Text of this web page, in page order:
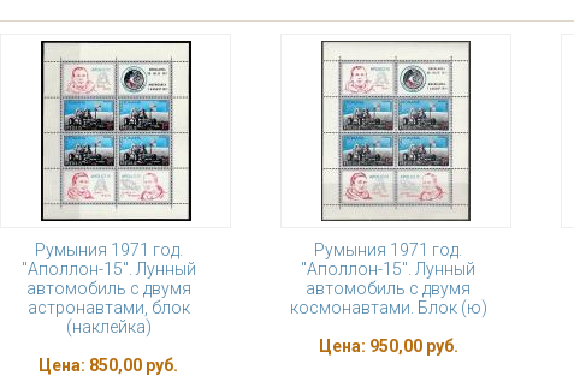
Румыния 1971 год.
"Аполлон-15". Лунный
автомобиль с двумя
астронавтами, блок
(наклейка)
Цена: 850,00 руб.
Румыния 1971 год.
"Аполлон-15". Лунный
автомобиль с двумя
космонавтами. Блок (ю)
Цена: 950,00 руб.